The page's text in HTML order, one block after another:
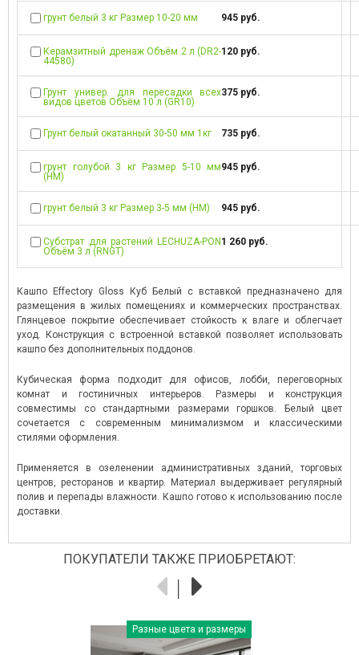
грунт белый 3 кг Размер 10-20 мм 945 руб.
Керамзитный дренаж Объём 2 л (DR2-
44580)
120 руб.
Грунт универ. для пересадки всех
видов цветов Объём 10 л (GR10)
375 руб.
Грунт белый окатанный 30-50 мм 1кг 735 руб.
грунт голубой 3 кг Размер 5-10 мм
(НМ)
945 руб.
грунт белый 3 кг Размер 3-5 мм (НМ) 945 руб.
Субстрат для растений LECHUZA-PON
Объём 3 л (RNGT)
1 260 руб.
Кашпо Effectory Gloss Куб Белый с вставкой предназначено для
размещения в жилых помещениях и коммерческих пространствах.
Глянцевое покрытие обеспечивает стойкость к влаге и облегчает
уход. Конструкция с встроенной вставкой позволяет использовать
кашпо без дополнительных поддонов.
Кубическая форма подходит для офисов, лобби, переговорных
комнат и гостиничных интерьеров. Размеры и конструкция
совместимы со стандартными размерами горшков. Белый цвет
сочетается с современным минимализмом и классическими
стилями оформления.
Применяется в озеленении административных зданий, торговых
центров, ресторанов и квартир. Материал выдерживает регулярный
полив и перепады влажности. Кашпо готово к использованию после
доставки.
ПОКУПАТЕЛИ ТАКЖЕ ПРИОБРЕТАЮТ:
Разные цвета и размеры